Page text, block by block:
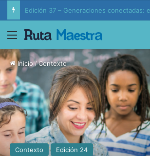
Menú
Inicio /Contexto
Contexto Edición 24